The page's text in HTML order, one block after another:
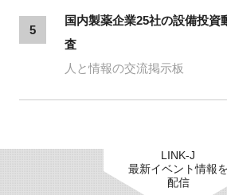
5
国内製薬企業25社の設備投資
査
人と情報の交流掲示板
LINK-J
最新イベント情報を
配信